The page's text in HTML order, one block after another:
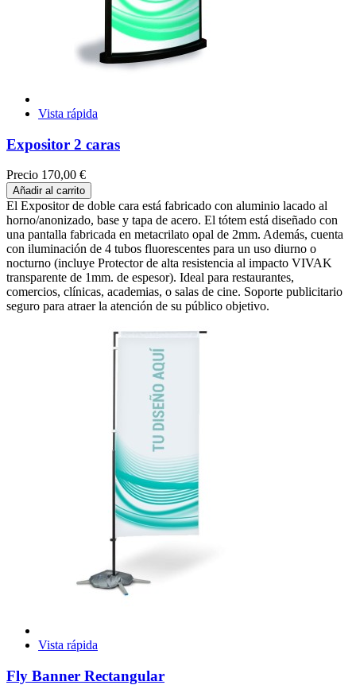
Vista rápida
Expositor 2 caras
Precio 170,00 €
Añadir al carrito
El Expositor de doble cara está fabricado con aluminio lacado al
horno/anonizado, base y tapa de acero. El tótem está diseñado con
una pantalla fabricada en metacrilato opal de 2mm. Además, cuenta
con iluminación de 4 tubos fluorescentes para un uso diurno o
nocturno (incluye Protector de alta resistencia al impacto VIVAK
transparente de 1mm. de espesor). Ideal para restaurantes,
comercios, clínicas, academias, o salas de cine. Soporte publicitario
seguro para atraer la atención de su público objetivo.
Vista rápida
Fly Banner Rectangular